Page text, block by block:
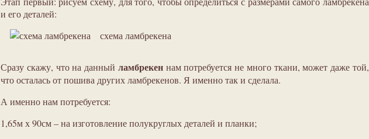
и его деталей:
схема ламбрекена
Сразу скажу, что на данный ламбрекен нам потребуется не много ткани, может даже той,
что осталась от пошива других ламбрекенов. Я именно так и сделала.
А именно нам потребуется:
1,65м х 90см – на изготовление полукруглых деталей и планки;